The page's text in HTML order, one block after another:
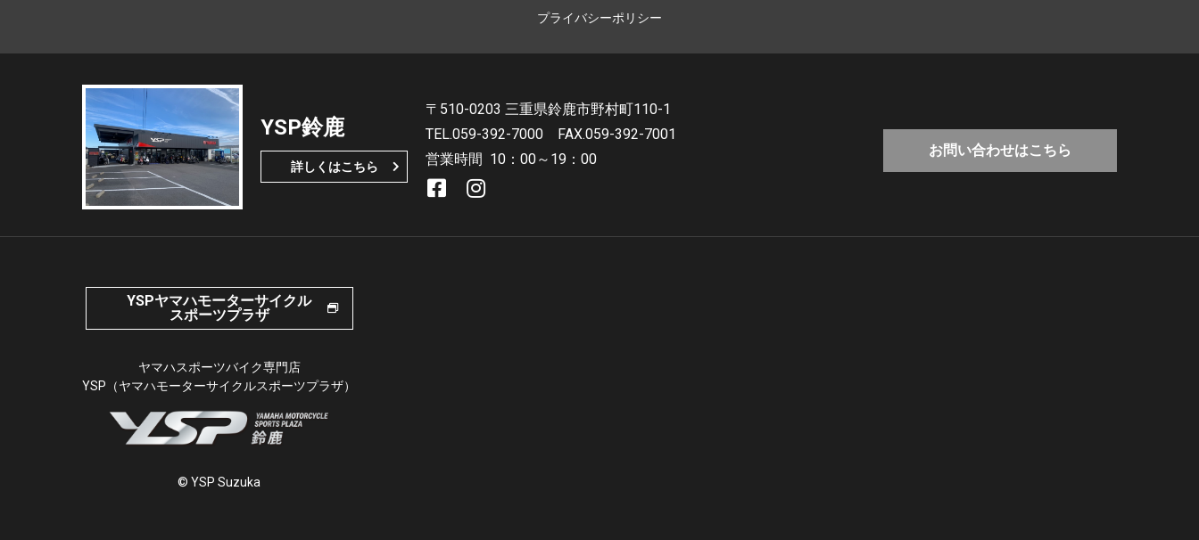
プライバシーポリシー
YSP鈴鹿
詳しくはこちら
〒510-0203 三重県鈴鹿市野村町110-1
TEL.059-392-7000
FAX.059-392-7001
営業時間 10：00～19：00
お問い合わせはこちら
YSPヤマハモーターサイクル
スポーツプラザ
ヤマハスポーツバイク専門店
YSP（ヤマハモーターサイクルスポーツプラザ）
© YSP Suzuka